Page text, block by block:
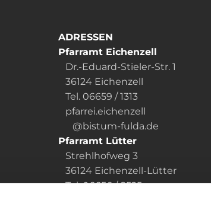
ADRESSEN
Pfarramt Eichenzell
Dr.-Eduard-Stieler-Str. 1
36124 Eichenzell
Tel. 06659 / 1313
pfarrei.eichenzell
@bistum-fulda.de
Pfarramt Lütter
Strehlhofweg 3
36124 Eichenzell-Lütter
Tel. 06656 / 8525